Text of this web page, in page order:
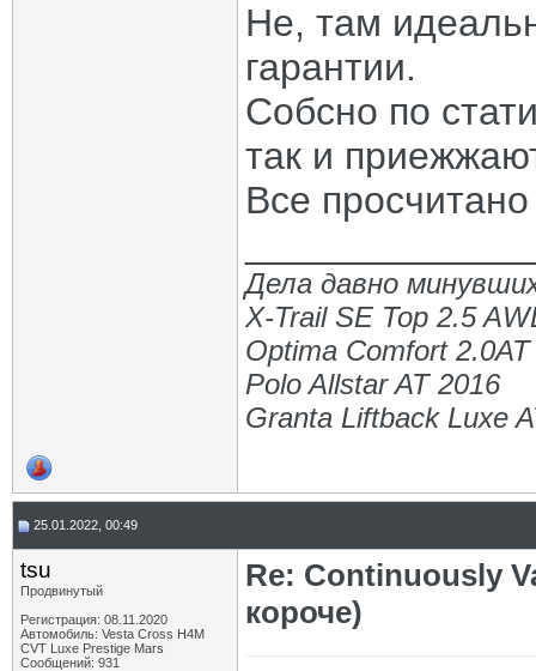
Не, там
гарантии.
Собсно по
так и
Все
Дела давно
X-Trail SE Top 2.5
Optima Comfort
Polo Allstar AT 2016
Granta Liftback Luxe
25.01.2022, 00:49
tsu
Продвинутый
Регистрация: 08.11.2020
Автомобиль: Vesta Cross H4M
CVT Luxe Prestige Mars
Сообщений: 931
Re: Continuously
короче)